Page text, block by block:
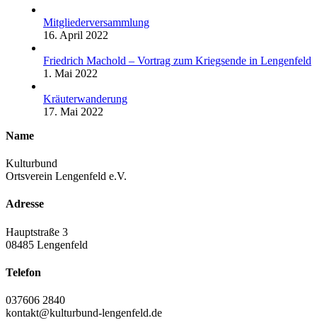
Mitgliederversammlung
16. April 2022
Friedrich Machold – Vortrag zum Kriegsende in Lengenfeld
1. Mai 2022
Kräuterwanderung
17. Mai 2022
Name
Kulturbund
Ortsverein Lengenfeld e.V.
Adresse
Hauptstraße 3
08485 Lengenfeld
Telefon
037606 2840
kontakt@kulturbund-lengenfeld.de